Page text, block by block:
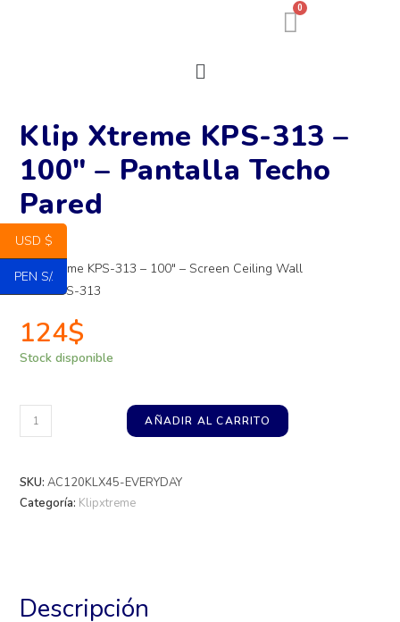
0
Klip Xtreme KPS-313 –
100″ – Pantalla Techo
Pared
Klip Xtreme KPS-313 – 100″ – Screen Ceiling Wall
MPN: KPS-313
124$
Stock disponible
AÑADIR AL CARRITO
SKU:AC120KLX45-EVERYDAY
Categoría: Klipxtreme
Descripción
USD $
PEN S/.